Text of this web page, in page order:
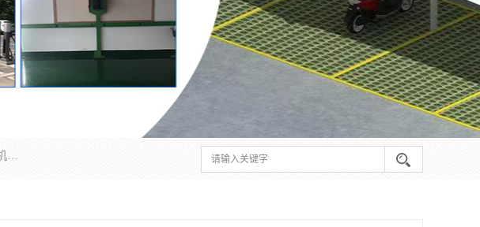
苏州迈凯隆系统集成科技有限公司电话: 联系人:马杰森 销售安装视频监控、报警系统、电话交换机、门禁考勤、巡更系统、呼叫对讲系统、停车场道闸、智能家居、广播系统、综合布线、办公设备、电子商务软件、网络工程、酒店门锁系列 系统集成、VOD视频点播、LED显示屏、节能产品、USP电源、收银机等弱电及智能化项目。